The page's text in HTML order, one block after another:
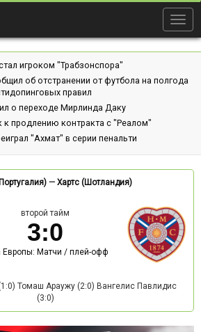
игроком "Трабзонспора"
об отстранении от футбола на полгода
правил
о переходе Мирлинда Даку
к продлению контракта с "Реалом"
"Ахмат" в серии пенальти
— Хартс (Шотландия)
второй тайм
3:0
Европы: Матчи / плей-офф
Томаш Араужу (2:0) Вангелис Павлидис
(3:0)